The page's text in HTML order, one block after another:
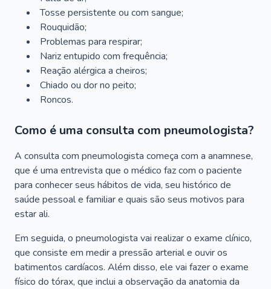
Tosse persistente ou com sangue;
Rouquidão;
Problemas para respirar;
Nariz entupido com frequência;
Reação alérgica a cheiros;
Chiado ou dor no peito;
Roncos.
Como é uma consulta com pneumologista?
A consulta com pneumologista começa com a anamnese,
que é uma entrevista que o médico faz com o paciente
para conhecer seus hábitos de vida, seu histórico de
saúde pessoal e familiar e quais são seus motivos para
estar ali.
Em seguida, o pneumologista vai realizar o exame clínico,
que consiste em medir a pressão arterial e ouvir os
batimentos cardíacos. Além disso, ele vai fazer o exame
físico do tórax, que inclui a observação da anatomia da